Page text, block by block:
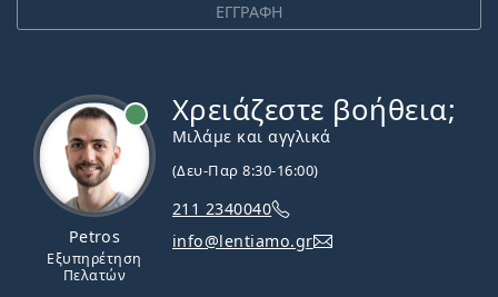
ΕΓΓΡΑΦΗ
Petros
Εξυπηρέτηση
Πελατών
Χρειάζεστε βοήθεια;
Μιλάμε και αγγλικά
(Δευ-Παρ 8:30-16:00)
211 2340040
info@lentiamo.gr